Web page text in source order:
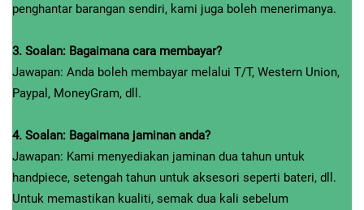
penghantar barangan sendiri, kami juga boleh menerimanya.
3. Soalan: Bagaimana cara membayar?
Jawapan: Anda boleh membayar melalui T/T, Western Union,
Paypal, MoneyGram, dll.
4. Soalan: Bagaimana jaminan anda?
Jawapan: Kami menyediakan jaminan dua tahun untuk
handpiece, setengah tahun untuk aksesori seperti bateri, dll.
Untuk memastikan kualiti, semak dua kali sebelum